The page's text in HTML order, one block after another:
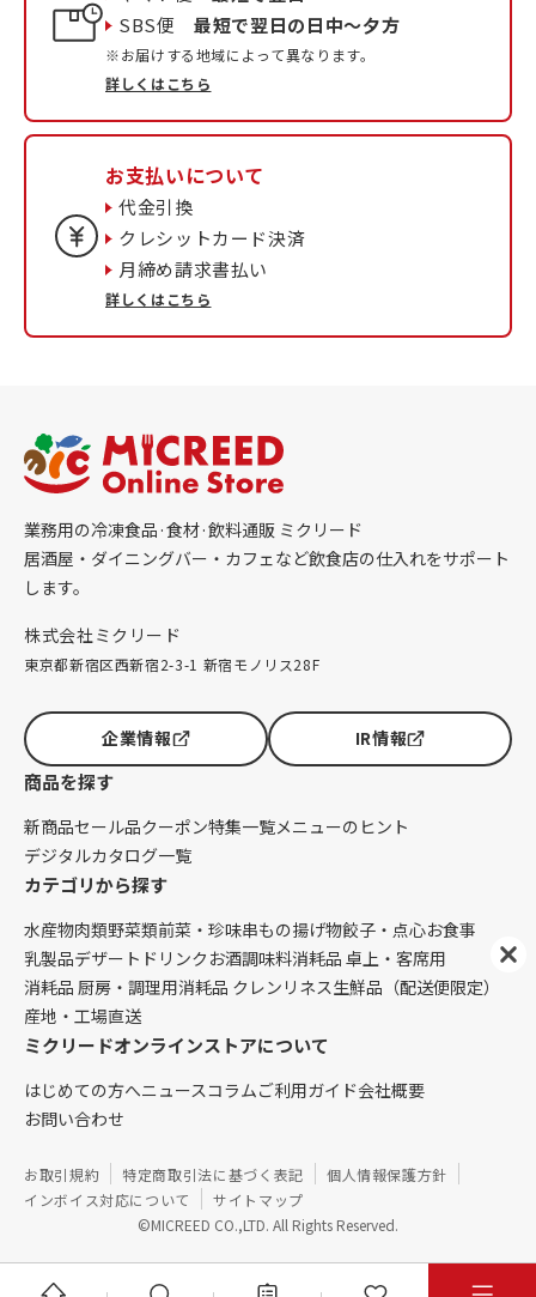
SBS便最短で翌日の日中〜夕方
※お届けする地域によって異なります。
詳しくはこちら
お支払いについて
代金引換
クレシットカード決済
月締め請求書払い
詳しくはこちら
業務用の冷凍食品·食材·飲料通販 ミクリード
居酒屋・ダイニングバー・カフェなど飲食店の仕入れをサポート
します。
株式会社ミクリード
東京都新宿区西新宿2-3-1 新宿モノリス28F
企業情報 IR情報
商品を探す
新商品セール品クーポン特集一覧メニューのヒント
デジタルカタログ一覧
カテゴリから探す
水産物肉類野菜類前菜・珍味串もの揚げ物餃子・点心お食事
乳製品デザート ドリンク お酒調味料消耗品 卓上・客席用
消耗品 厨房・調理用消耗品 クレンリネス生鮮品（配送便限定）
産地・工場直送
ミクリードオンラインストアについて
はじめての方へニュースコラムご利用ガイド会社概要
お問い合わせ
©MICREED CO.,LTD. All Rights Reserved.
お取引規約 特定商取引法に基づく表記
個人情報保護方針
インボイス対応について
サイトマップ